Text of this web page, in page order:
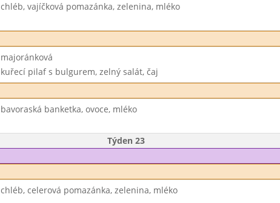
chléb, vajíčková pomazánka, zelenina, mléko
majoránková
kuřecí pilaf s bulgurem, zelný salát, čaj
bavoraská banketka, ovoce, mléko
Týden 23
chléb, celerová pomazánka, zelenina, mléko